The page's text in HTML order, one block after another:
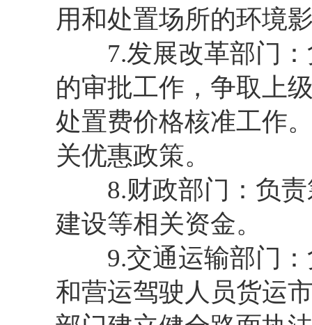
用和处置场所的环境
7.发展改革部门：
的审批工作，争取上
处置费价格核准工作
关优惠政策。
8.财政部门：负责
建设等相关资金。
9.交通运输部门：
和营运驾驶人员货运